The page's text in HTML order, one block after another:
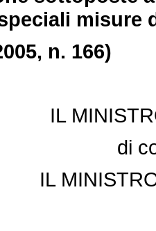
misure
n. 166)
IL
di
IL